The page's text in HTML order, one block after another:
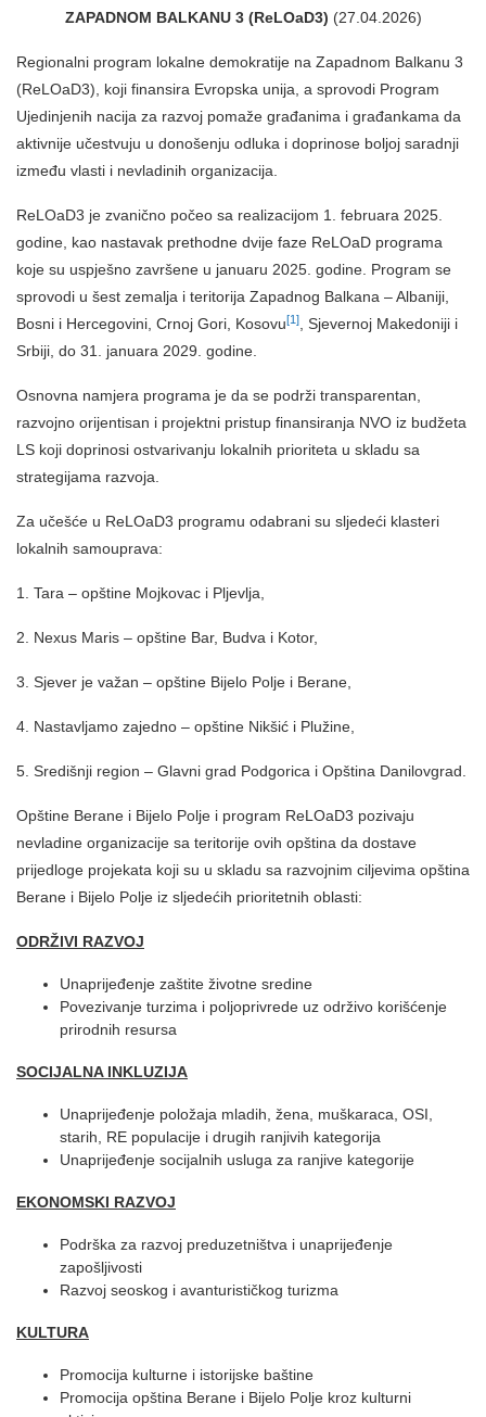
ZAPADNOM BALKANU 3 (ReLOaD3) (27.04.2026)
Regionalni program lokalne demokratije na Zapadnom Balkanu 3
(ReLOaD3), koji finansira Evropska unija, a sprovodi Program
Ujedinjenih nacija za razvoj pomaže građanima i građankama da
aktivnije učestvuju u donošenju odluka i doprinose boljoj saradnji
između vlasti i nevladinih organizacija.
ReLOaD3 je zvanično počeo sa realizacijom 1. februara 2025.
godine, kao nastavak prethodne dvije faze ReLOaD programa
koje su uspješno završene u januaru 2025. godine. Program se
sprovodi u šest zemalja i teritorija Zapadnog Balkana – Albaniji,
Bosni i Hercegovini, Crnoj Gori, Kosovu[1]
, Sjevernoj Makedoniji i
Srbiji, do 31. januara 2029. godine.
Osnovna namjera programa je da se podrži transparentan,
razvojno orijentisan i projektni pristup finansiranja NVO iz budžeta
LS koji doprinosi ostvarivanju lokalnih prioriteta u skladu sa
strategijama razvoja.
Za učešće u ReLOaD3 programu odabrani su sljedeći klasteri
lokalnih samouprava:
1. Tara – opštine Mojkovac i Pljevlja,
2. Nexus Maris – opštine Bar, Budva i Kotor,
3. Sjever je važan – opštine Bijelo Polje i Berane,
4. Nastavljamo zajedno – opštine Nikšić i Plužine,
5. Središnji region – Glavni grad Podgorica i Opština Danilovgrad.
Opštine Berane i Bijelo Polje i program ReLOaD3 pozivaju
nevladine organizacije sa teritorije ovih opština da dostave
prijedloge projekata koji su u skladu sa razvojnim ciljevima opština
Berane i Bijelo Polje iz sljedećih prioritetnih oblasti:
ODRŽIVI RAZVOJ
Unaprijeđenje zaštite životne sredine
Povezivanje turzima i poljoprivrede uz održivo korišćenje
prirodnih resursa
SOCIJALNA INKLUZIJA
Unaprijeđenje položaja mladih, žena, muškaraca, OSI,
starih, RE populacije i drugih ranjivih kategorija
Unaprijeđenje socijalnih usluga za ranjive kategorije
EKONOMSKI RAZVOJ
Podrška za razvoj preduzetništva i unaprijeđenje
zapošljivosti
Razvoj seoskog i avanturističkog turizma
KULTURA
Promocija kulturne i istorijske baštine
Promocija opština Berane i Bijelo Polje kroz kulturni